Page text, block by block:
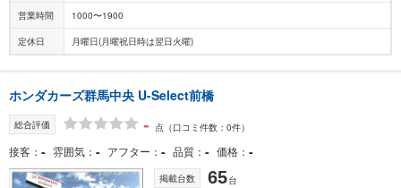
営業時間 1000〜1900
定休日 月曜日(月曜祝日時は翌日火曜)
ホンダカーズ群馬中央 U-Select前橋
総合評価 - 点 （口コミ件数：0件）
接客 - 雰囲気 - アフター - 品質 - 価格 -
掲載台数 65台